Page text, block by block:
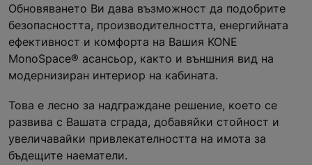
Обновяването Ви дава възможност да подобрите
безопасността, производителността, енергийната
ефективност и комфорта на Вашия KONE
MonoSpace® асансьор, както и външния вид на
модернизиран интериор на кабината.
Това е лесно за надграждане решение, което се
развива с Вашата сграда, добавяйки стойност и
увеличавайки привлекателността на имота за
бъдещите наематели.